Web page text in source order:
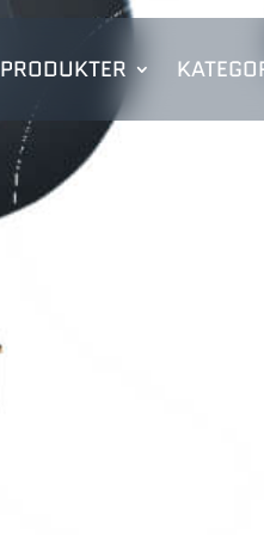
PRODUKTER